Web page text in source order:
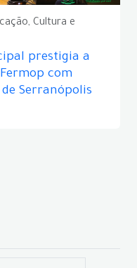
Cultura e
prestigia a
com
Serranópolis